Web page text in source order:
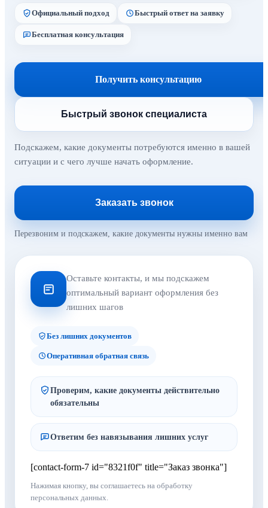
Официальный подход Быстрый ответ на заявку
Бесплатная консультация
Получить консультацию
Быстрый звонок специалиста
Подскажем, какие документы потребуются именно в вашей
ситуации и с чего лучше начать оформление.
Заказать звонок
Перезвоним и подскажем, какие документы нужны именно вам
Оставьте контакты, и мы подскажем
оптимальный вариант оформления без
лишних шагов
Без лишних документов
Оперативная обратная связь
Проверим, какие документы действительно
обязательны
Ответим без навязывания лишних услуг
[contact-form-7 id="8321f0f" title="Заказ звонка"]
Нажимая кнопку, вы соглашаетесь на обработку
персональных данных.